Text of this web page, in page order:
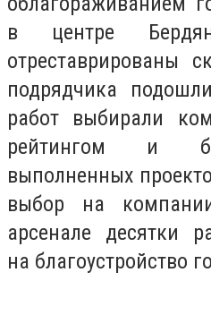
в центре
отреставрированы
подрядчика
работ выбирали
рейтингом и
выполненных
выбор на
арсенале десятки
на благоустройство